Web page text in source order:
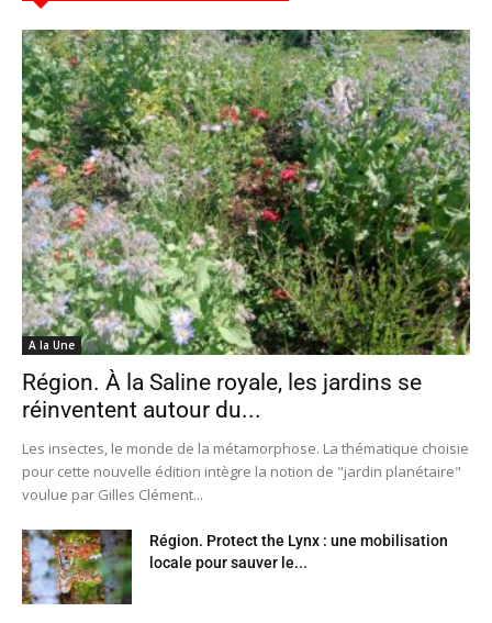
A la Une
Région. À la Saline royale, les jardins se
réinventent autour du...
Les insectes, le monde de la métamorphose. La thématique choisie
pour cette nouvelle édition intègre la notion de "jardin planétaire"
voulue par Gilles Clément...
Région. Protect the Lynx : une mobilisation
locale pour sauver le...